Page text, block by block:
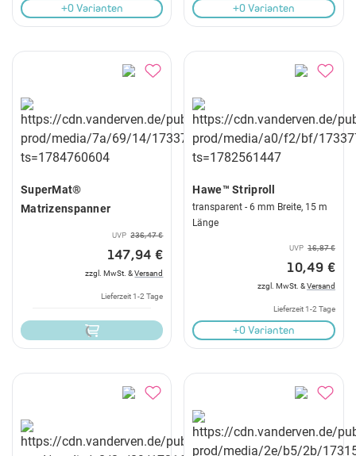
+0 Varianten +0 Varianten
SuperMat®
Matrizenspanner
UVP 236,47 €
147,94 €
zzgl. MwSt. &Versand
Lieferzeit 1-2 Tage
Hawe™ Striproll
transparent - 6 mm Breite, 15 m
Länge
UVP 16,87 €
10,49 €
zzgl. MwSt. &Versand
Lieferzeit 1-2 Tage
+0 Varianten